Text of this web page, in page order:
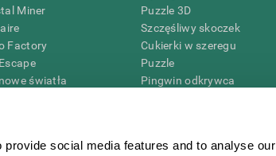
social media features and to analyse our
Miner
Factory
światła
Rescue
Puzzle 3D
Szczęśliwy skoczek
Cukierki w szeregu
Puzzle
Pingwin odkrywca
sprawnościowe